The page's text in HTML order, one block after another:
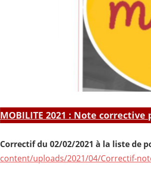
MOBILITE 2021 : Note corrective
Correctif du 02/02/2021 à la liste de
content/uploads/2021/04/Correctif-